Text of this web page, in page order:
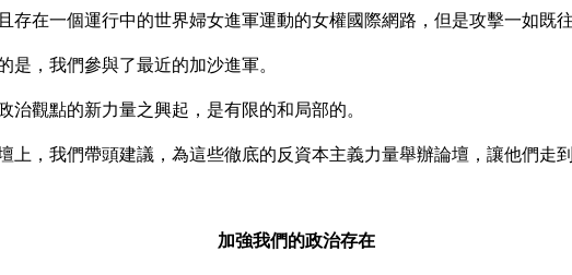
在一個運行中的世界婦女進軍運動的女權國際網路，但是攻擊一如既往
，我們參與了最近的加沙進軍。
觀點的新力量之興起，是有限的和局部的。
，我們帶頭建議，為這些徹底的反資本主義力量舉辦論壇，讓他們走
加強我們的政治存在